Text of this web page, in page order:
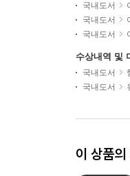
국내도서
국내도서
국내도서
수상내역 및
국내도서
국내도서
이 상품의